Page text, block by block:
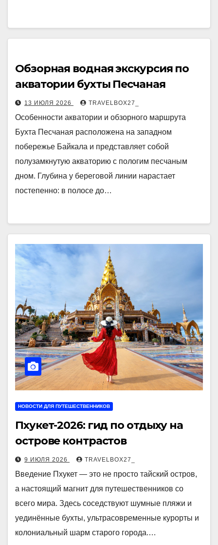
Обзорная водная экскурсия по
акватории бухты Песчаная
13 ИЮЛЯ 2026 TRAVELBOX27_
Особенности акватории и обзорного маршрута
Бухта Песчаная расположена на западном
побережье Байкала и представляет собой
полузамкнутую акваторию с пологим песчаным
дном. Глубина у береговой линии нарастает
постепенно: в полосе до…
НОВОСТИ ДЛЯ ПУТЕШЕСТВЕННИКОВ
Пхукет-2026: гид по отдыху на
острове контрастов
9 ИЮЛЯ 2026 TRAVELBOX27_
Введение Пхукет — это не просто тайский остров,
а настоящий магнит для путешественников со
всего мира. Здесь соседствуют шумные пляжи и
уединённые бухты, ультрасовременные курорты и
колониальный шарм старого города.…